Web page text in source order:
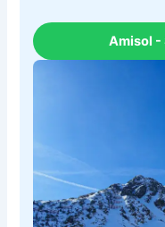
Amisol -